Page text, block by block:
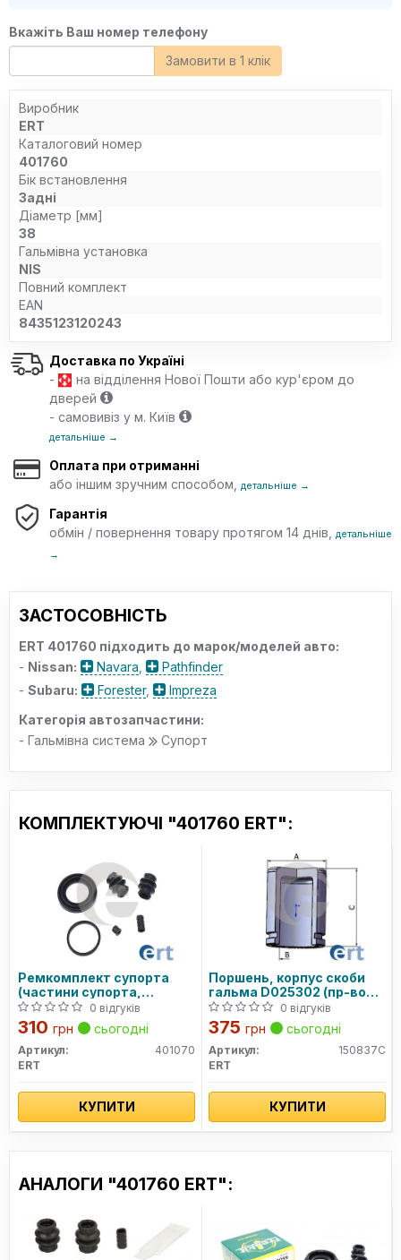
Вкажіть Ваш номер телефону
Замовити в 1 клік
Виробник
ERT
Каталоговий номер
401760
Бік встановлення
Задні
Діаметр [мм]
38
Гальмівна установка
NIS
Повний комплект
EAN
8435123120243
Доставка по Україні
-
на відділення Нової Пошти або кур'єром до
дверей
- самовивіз у м. Київ
детальніше →
Оплата при отриманні
або іншим зручним способом,
детальніше →
Гарантія
обмін / повернення товару протягом 14 днів,
детальніше
→
ЗАСТОСОВНІСТЬ
ERT 401760 підходить до марок/моделей авто:
- Nissan: Navara
Pathfinder
- Subaru: Forester,
Impreza
Категорія автозапчастини:
- Гальмівна система
Супорт
КОМПЛЕКТУЮЧІ "401760 ERT":
Ремкомплект супорта
(частини супорта,
ущільнювачі)0 відгуків
310 грн сьогодні
Артикул:
401070
ERT
КУПИТИ
Поршень, корпус скоби
гальма D025302 (пр-во
ERT)
0 відгуків
375 грн сьогодні
Артикул:
150837C
ERT
КУПИТИ
АНАЛОГИ "401760 ERT":